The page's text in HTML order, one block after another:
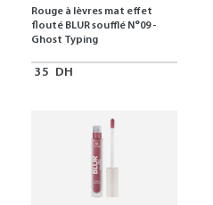
Rouge à lèvres mat effet
flouté BLUR soufflé N°09 -
Ghost Typing
35 DH